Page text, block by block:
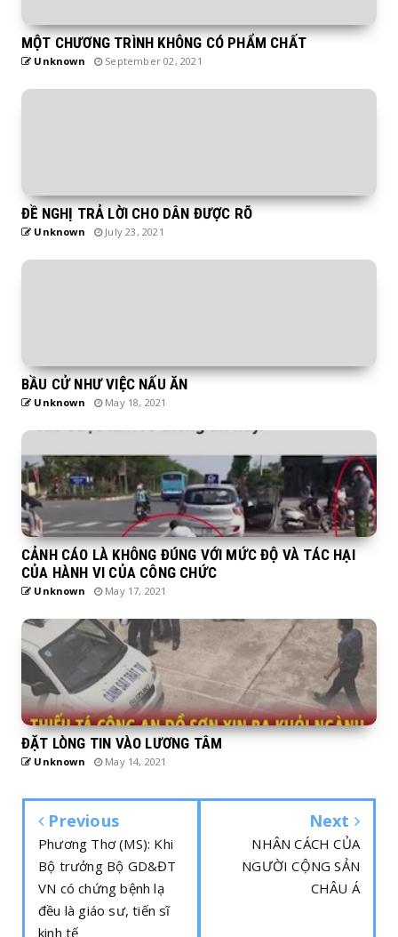
MỘT CHƯƠNG TRÌNH KHÔNG CÓ PHẨM CHẤT
Unknown September 02, 2021
ĐỀ NGHỊ TRẢ LỜI CHO DÂN ĐƯỢC RÕ
Unknown July 23, 2021
BẦU CỬ NHƯ VIỆC NẤU ĂN
Unknown May 18, 2021
CẢNH CÁO LÀ KHÔNG ĐÚNG VỚI MỨC ĐỘ VÀ TÁC HẠI
CỦA HÀNH VI CỦA CÔNG CHỨC
Unknown May 17, 2021
ĐẶT LÒNG TIN VÀO LƯƠNG TÂM
Unknown May 14, 2021
Previous
Phương Thơ (MS): Khi
Bộ trưởng Bộ GD&ĐT
VN có chứng bệnh lạ
đều là giáo sư, tiến sĩ
kinh tế
Next
NHÂN CÁCH CỦA
NGƯỜI CỘNG SẢN
CHÂU Á